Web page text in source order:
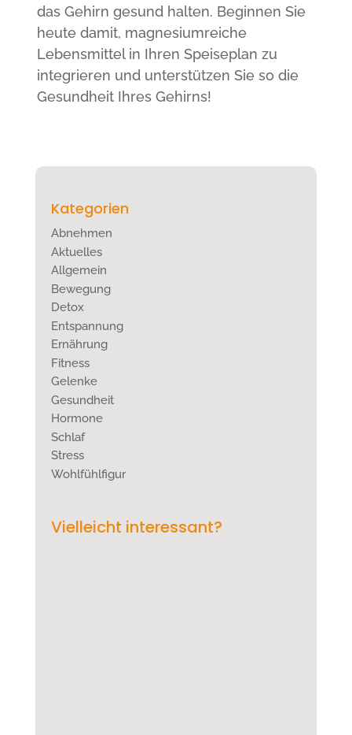
das Gehirn gesund halten. Beginnen Sie
heute damit, magnesiumreiche
Lebensmittel in Ihren Speiseplan zu
integrieren und unterstützen Sie so die
Gesundheit Ihres Gehirns!
Kategorien
Abnehmen
Aktuelles
Allgemein
Bewegung
Detox
Entspannung
Ernährung
Fitness
Gelenke
Gesundheit
Hormone
Schlaf
Stress
Wohlfühlfigur
Vielleicht interessant?